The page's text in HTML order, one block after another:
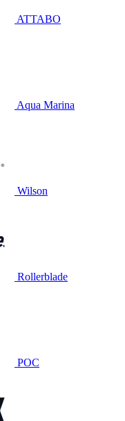
ATTABO
Aqua Marina
Wilson
Rollerblade
POC